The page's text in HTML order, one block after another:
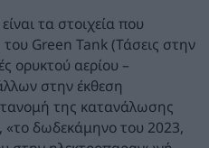
τα στοιχεία που
Green Tank (Τάσεις στην
ορυκτού αερίου –
στην έκθεση
της κατανάλωσης
«το δωδεκάμηνο του 2023,